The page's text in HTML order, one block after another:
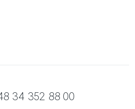
34 352 88 00